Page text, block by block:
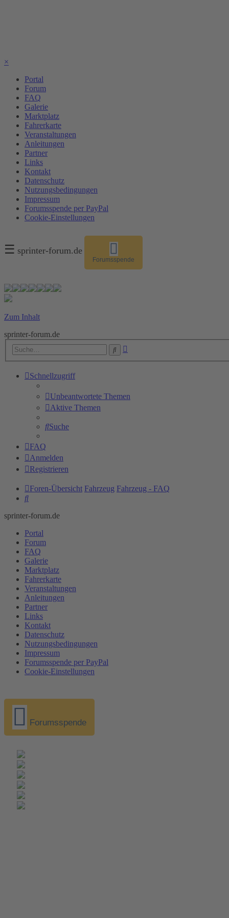
×
Portal
Forum
FAQ
Galerie
Marktplatz
Fahrerkarte
Veranstaltungen
Anleitungen
Partner
Links
Kontakt
Datenschutz
Nutzungsbedingungen
Impressum
Forumsspende per PayPal
Cookie-Einstellungen
☰ sprinter-forum.de
Forumsspende
Zum Inhalt
sprinter-forum.de
Suche
Schnellzugriff
Unbeantwortete Themen
Aktive Themen
Suche
FAQ
Anmelden
Registrieren
Foren-Übersicht Fahrzeug Fahrzeug - FAQ
Suche
sprinter-forum.de
Portal
Forum
FAQ
Galerie
Marktplatz
Fahrerkarte
Veranstaltungen
Anleitungen
Partner
Links
Kontakt
Datenschutz
Nutzungsbedingungen
Impressum
Forumsspende per PayPal
Cookie-Einstellungen
Forumsspende